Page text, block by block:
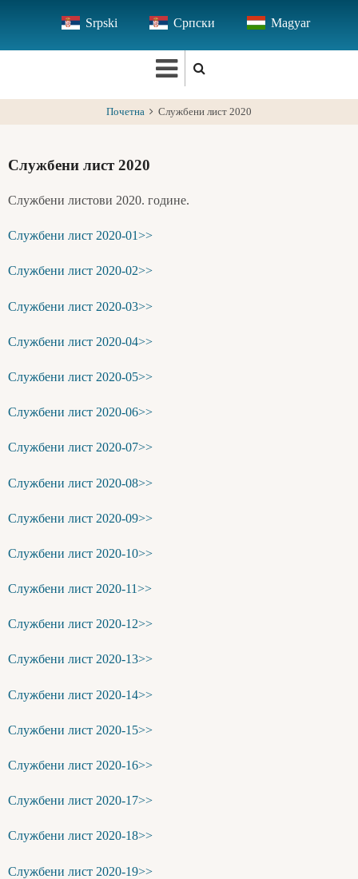
main
Srpski Српски Magyar
Почетна Службени лист 2020
Службени лист 2020
Службени листови 2020. године.
Службени лист 2020-01>>
Службени лист 2020-02>>
Службени лист 2020-03>>
Службени лист 2020-04>>
Службени лист 2020-05>>
Службени лист 2020-06>>
Службени лист 2020-07>>
Службени лист 2020-08>>
Службени лист 2020-09>>
Службени лист 2020-10>>
Службени лист 2020-11>>
Службени лист 2020-12>>
Службени лист 2020-13>>
Службени лист 2020-14>>
Службени лист 2020-15>>
Службени лист 2020-16>>
Службени лист 2020-17>>
Службени лист 2020-18>>
Службени лист 2020-19>>